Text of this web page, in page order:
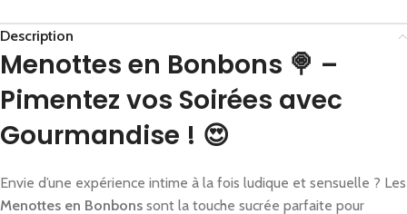
Description
Menottes en Bonbons 🍭 –
Pimentez vos Soirées avec
Gourmandise ! 😍
Envie d’une expérience intime à la fois ludique et sensuelle ? Les
Menottes en Bonbons sont la touche sucrée parfaite pour